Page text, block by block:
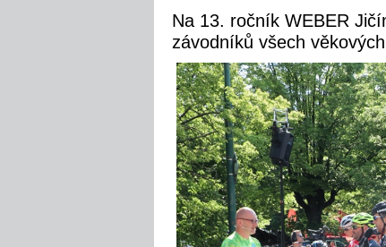
Na 13. ročník WEBER
závodníků všech